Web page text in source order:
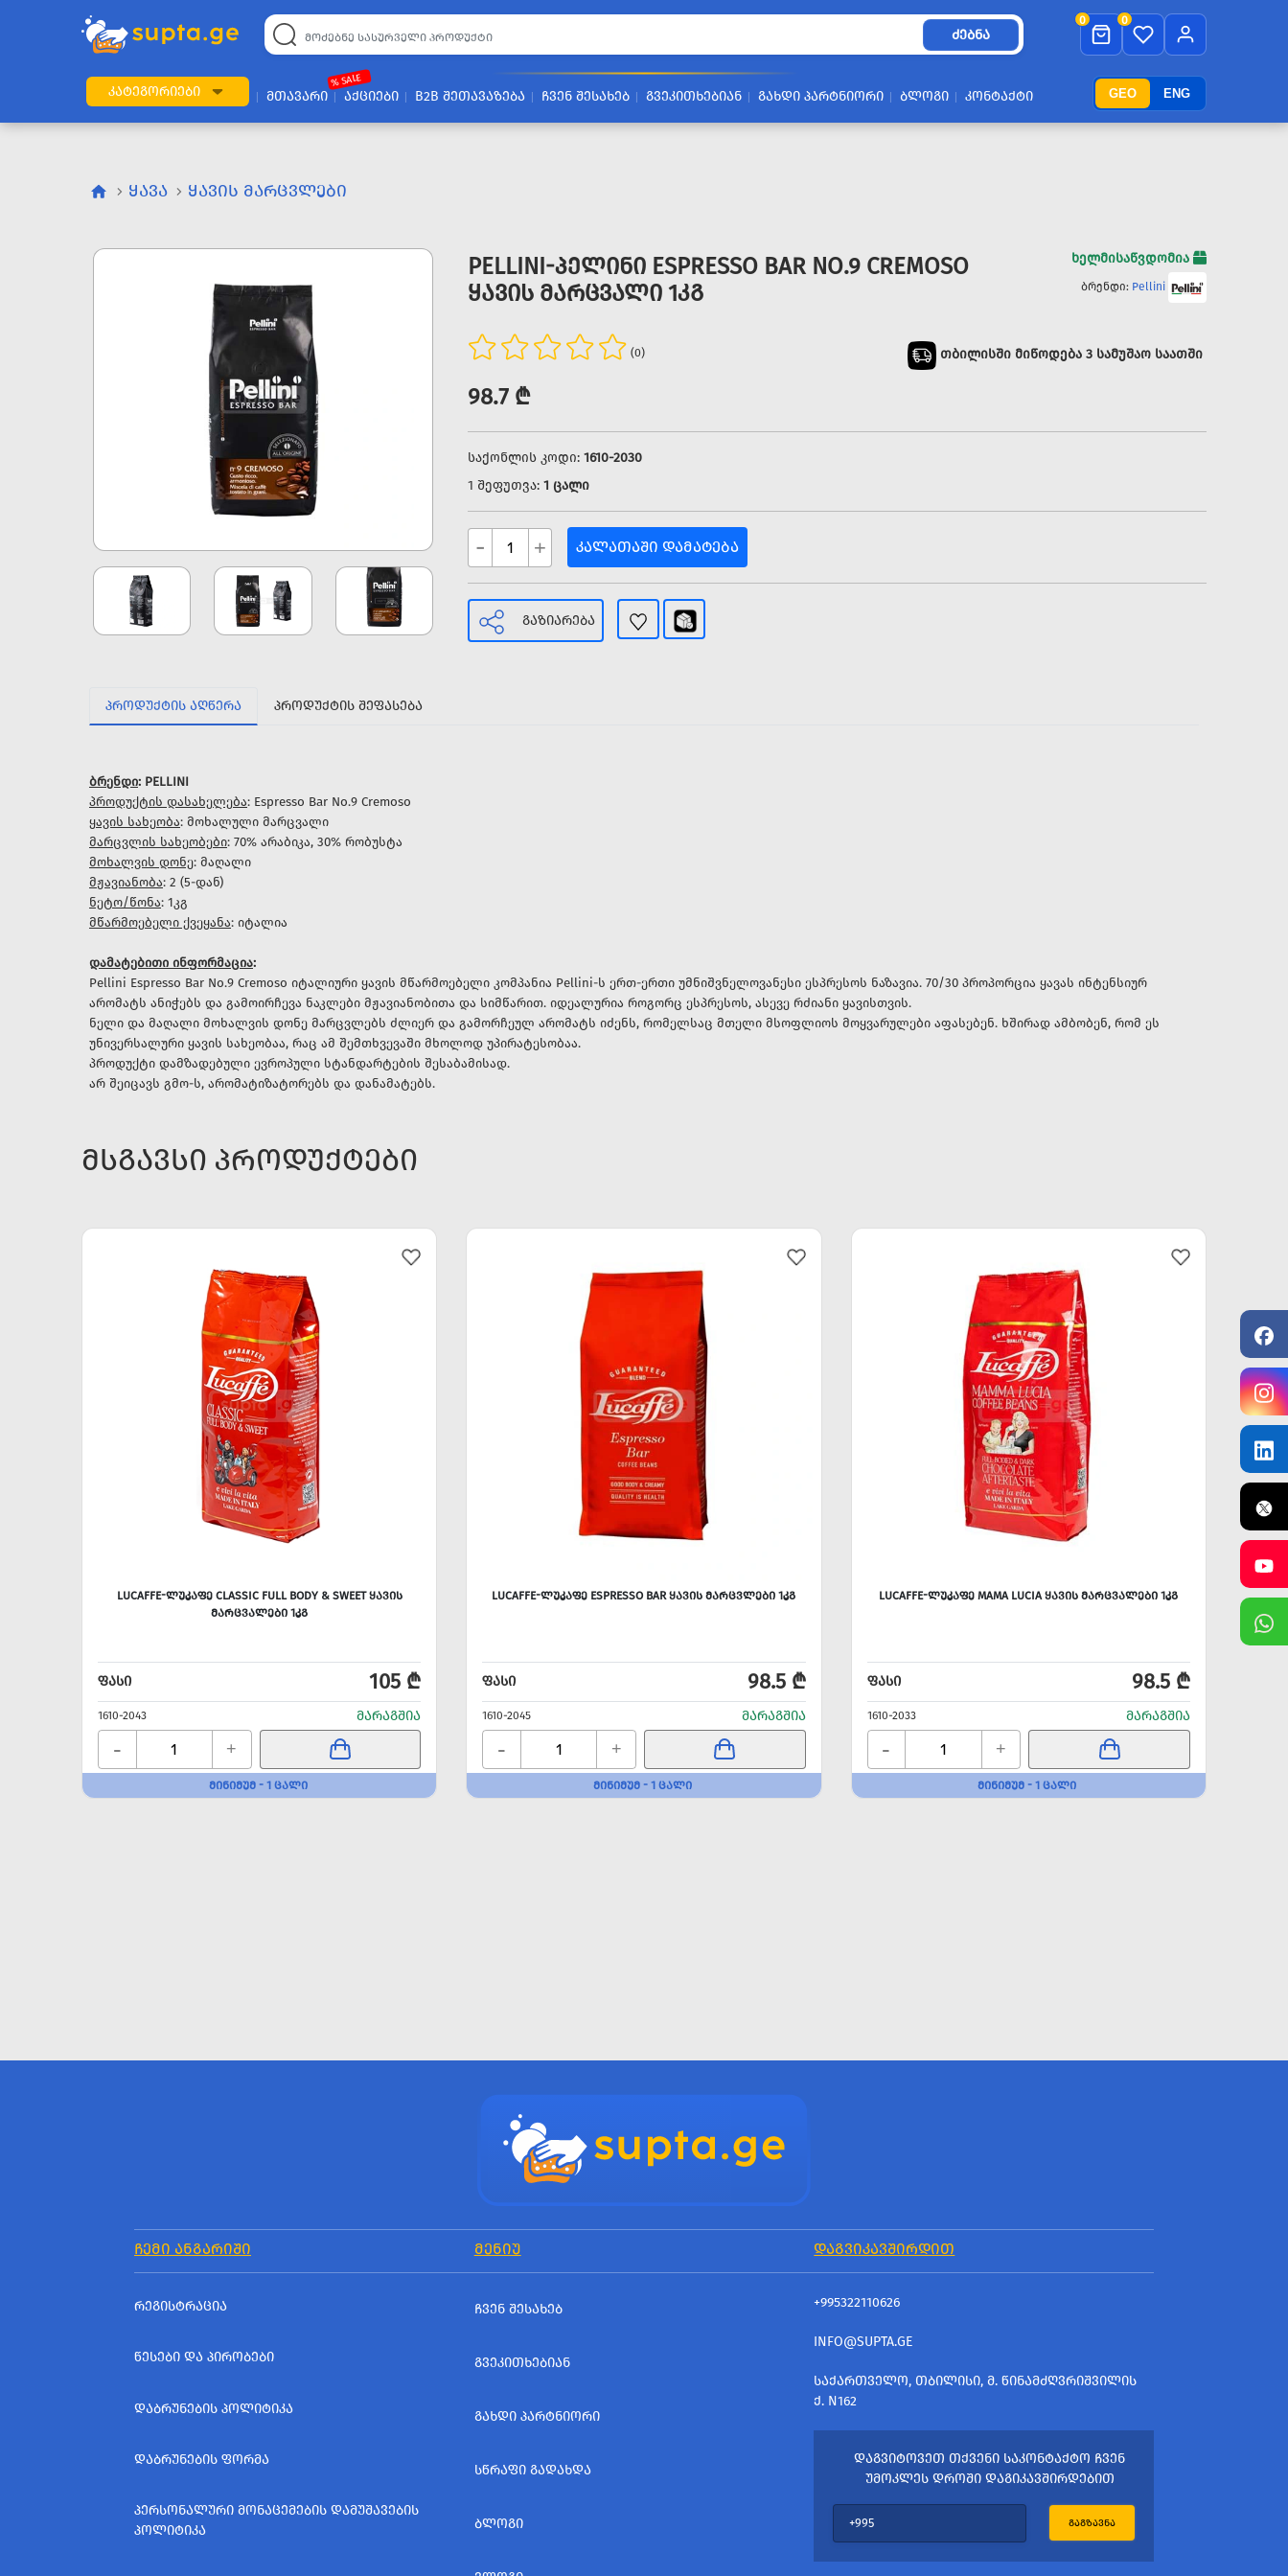
GEO ENG
ᲫᲔᲑᲜᲐ
0 0
ᲙᲐᲢᲔᲒᲝᲠᲘᲔᲑᲘ ᲛᲗᲐᲕᲐᲠᲘ ᲐᲥᲪᲘᲔᲑᲘ
% SALE
B2B ᲨᲔᲗᲐᲕᲐᲖᲔᲑᲐ ᲩᲕᲔᲜ ᲨᲔᲡᲐᲮᲔᲑ ᲒᲕᲔᲙᲘᲗᲮᲔᲑᲘᲐᲜ ᲒᲐᲮᲓᲘ ᲞᲐᲠᲢᲜᲘᲝᲠᲘ ᲑᲚᲝᲒᲘ ᲙᲝᲜᲢᲐᲥᲢᲘ
ᲧᲐᲕᲐ ᲧᲐᲕᲘᲡ ᲛᲐᲠᲪᲕᲚᲔᲑᲘ
PELLINI-ᲞᲔᲚᲘᲜᲘ ESPRESSO BAR NO.9 CREMOSO
ᲧᲐᲕᲘᲡ ᲛᲐᲠᲪᲕᲐᲚᲘ 1ᲙᲒ
ხელმისაწვდომია
ბრენდი: Pellini
(0)
98.7 ₾
თბილისში მიწოდება 3 სამუშაო საათში
საქონლის კოდი:1610-2030
1 შეფუთვა:1 ცალი
- + ᲙᲐᲚᲐᲗᲐᲨᲘ ᲓᲐᲛᲐᲢᲔᲑᲐ
ᲒᲐᲖᲘᲐᲠᲔᲑᲐ
ᲞᲠᲝᲓᲣᲥᲢᲘᲡ ᲐᲦᲬᲔᲠᲐ ᲞᲠᲝᲓᲣᲥᲢᲘᲡ ᲨᲔᲤᲐᲡᲔᲑᲐ
ბრენდი: PELLINI
პროდუქტის დასახელება: Espresso Bar No.9 Cremoso
ყავის სახეობა: მოხალული მარცვალი
მარცვლის სახეობები: 70% არაბიკა, 30% რობუსტა
მოხალვის დონე: მაღალი
მჟავიანობა: 2 (5-დან)
ნეტო/წონა: 1კგ
მწარმოებელი ქვეყანა: იტალია
დამატებითი ინფორმაცია:
Pellini Espresso Bar No.9 Cremoso იტალიური ყავის მწარმოებელი კომპანია Pellini-ს ერთ-ერთი უმნიშვნელოვანესი ესპრესოს ნაზავია. 70/30 პროპორცია ყავას ინტენსიურ
არომატს ანიჭებს და გამოირჩევა ნაკლები მჟავიანობითა და სიმწარით. იდეალურია როგორც ესპრესოს, ასევე რძიანი ყავისთვის.
ნელი და მაღალი მოხალვის დონე მარცვლებს ძლიერ და გამორჩეულ არომატს იძენს, რომელსაც მთელი მსოფლიოს მოყვარულები აფასებენ. ხშირად ამბობენ, რომ ეს
უნივერსალური ყავის სახეობაა, რაც ამ შემთხვევაში მხოლოდ უპირატესობაა.
პროდუქტი დამზადებული ევროპული სტანდარტების შესაბამისად.
არ შეიცავს გმო-ს, არომატიზატორებს და დანამატებს.
ᲛᲡᲒᲐᲕᲡᲘ ᲞᲠᲝᲓᲣᲥᲢᲔᲑᲘ
LUCAFFE-ᲚᲣᲙᲐᲤᲔ CLASSIC FULL BODY & SWEET ᲧᲐᲕᲘᲡ
ᲛᲐᲠᲪᲕᲐᲚᲔᲑᲘ 1ᲙᲒ
ᲤᲐᲡᲘ 105 ₾
1610-2043 ᲛᲐᲠᲐᲒᲨᲘᲐ
- +
ᲛᲘᲜᲘᲛᲣᲛ - 1 ᲪᲐᲚᲘ
LUCAFFE-ᲚᲣᲙᲐᲤᲔ ESPRESSO BAR ᲧᲐᲕᲘᲡ ᲛᲐᲠᲪᲕᲚᲔᲑᲘ 1ᲙᲒ
ᲤᲐᲡᲘ 98.5 ₾
1610-2045 ᲛᲐᲠᲐᲒᲨᲘᲐ
- +
ᲛᲘᲜᲘᲛᲣᲛ - 1 ᲪᲐᲚᲘ
LUCAFFE-ᲚᲣᲙᲐᲤᲔ MAMA LUCIA ᲧᲐᲕᲘᲡ ᲛᲐᲠᲪᲕᲐᲚᲔᲑᲘ 1ᲙᲒ
ᲤᲐᲡᲘ 98.5 ₾
1610-2033 ᲛᲐᲠᲐᲒᲨᲘᲐ
- +
ᲛᲘᲜᲘᲛᲣᲛ - 1 ᲪᲐᲚᲘ
ᲩᲔᲛᲘ ᲐᲜᲒᲐᲠᲘᲨᲘ ᲛᲔᲜᲘᲣ ᲓᲐᲒᲕᲘᲙᲐᲕᲨᲘᲠᲓᲘᲗ
ᲠᲔᲒᲘᲡᲢᲠᲐᲪᲘᲐ
ᲬᲔᲡᲔᲑᲘ ᲓᲐ ᲞᲘᲠᲝᲑᲔᲑᲘ
ᲓᲐᲑᲠᲣᲜᲔᲑᲘᲡ ᲞᲝᲚᲘᲢᲘᲙᲐ
ᲓᲐᲑᲠᲣᲜᲔᲑᲘᲡ ᲤᲝᲠᲛᲐ
ᲞᲔᲠᲡᲝᲜᲐᲚᲣᲠᲘ ᲛᲝᲜᲐᲪᲔᲛᲔᲑᲘᲡ ᲓᲐᲛᲣᲨᲐᲕᲔᲑᲘᲡ
ᲞᲝᲚᲘᲢᲘᲙᲐ
ᲩᲕᲔᲜ ᲨᲔᲡᲐᲮᲔᲑ
ᲒᲕᲔᲙᲘᲗᲮᲔᲑᲘᲐᲜ
ᲒᲐᲮᲓᲘ ᲞᲐᲠᲢᲜᲘᲝᲠᲘ
ᲡᲬᲠᲐᲤᲘ ᲒᲐᲓᲐᲮᲓᲐ
ᲑᲚᲝᲒᲘ
+995322110626
INFO@SUPTA.GE
ᲡᲐᲥᲐᲠᲗᲕᲔᲚᲝ, ᲗᲑᲘᲚᲘᲡᲘ, Მ. ᲬᲘᲜᲐᲛᲫᲦᲕᲠᲘᲨᲕᲘᲚᲘᲡ
Ქ. N162
ᲓᲐᲒᲕᲘᲢᲝᲕᲔᲗ ᲗᲥᲕᲔᲜᲘ ᲡᲐᲙᲝᲜᲢᲐᲥᲢᲝ ᲩᲕᲔᲜ
ᲣᲛᲝᲙᲚᲔᲡ ᲓᲠᲝᲨᲘ ᲓᲐᲒᲘᲙᲐᲕᲨᲘᲠᲓᲔᲑᲘᲗ
ᲒᲐᲒᲖᲐᲕᲜᲐ